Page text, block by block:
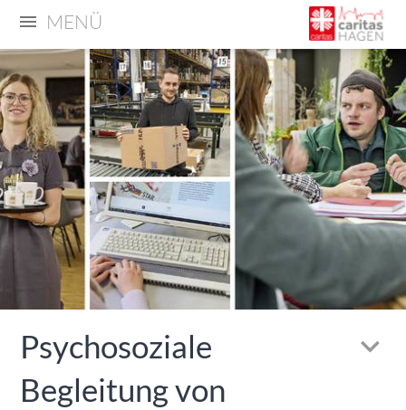
MENÜ
Psychosoziale
Begleitung von